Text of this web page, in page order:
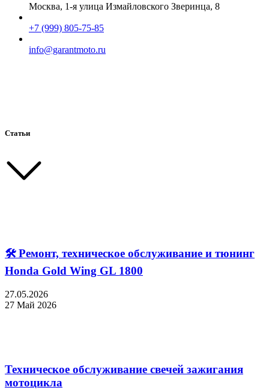
Москва, 1-я улица Измайловского Зверинца, 8
+7 (999) 805-75-85
info@garantmoto.ru
Статьи
🛠 Ремонт, техническое обслуживание и тюнинг
Honda Gold Wing GL 1800
27.05.2026
27 Май 2026
Техническое обслуживание свечей зажигания
мотоцикла